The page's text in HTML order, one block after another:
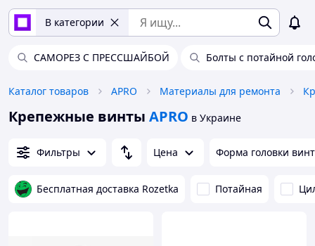
В категории
САМОРЕЗ С ПРЕССШАЙБОЙ Болты с потайной
Каталог товаров APRO Материалы для ремонта
Крепежные винты APRO в Украине
Фильтры Цена Форма головки
Бесплатная доставка Rozetka Потайная